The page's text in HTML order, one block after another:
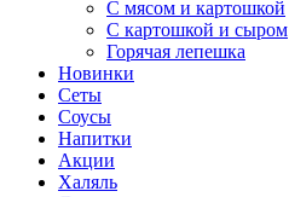
С мясом и картошкой
С картошкой и сыром
Горячая лепешка
Новинки
Сеты
Соусы
Напитки
Акции
Халяль